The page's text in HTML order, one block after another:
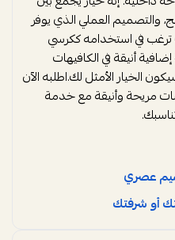
والتصميم العملي الذي يوفر
في استخدامه ككرسي
أنيقة في الكافيهات
الخيار الأمثل لك.اطلبه الآن
مريحة وأنيقة مع خدمة
عصري
أو شرفتك